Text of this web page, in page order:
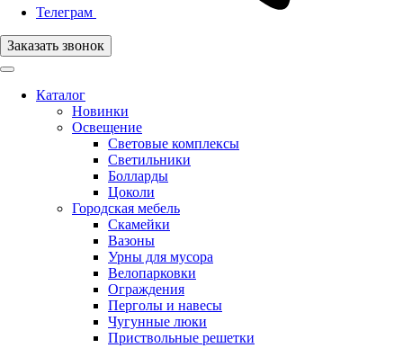
Телеграм
Заказать звонок
Каталог
Новинки
Освещение
Световые комплексы
Светильники
Болларды
Цоколи
Городская мебель
Скамейки
Вазоны
Урны для мусора
Велопарковки
Ограждения
Перголы и навесы
Чугунные люки
Приствольные решетки